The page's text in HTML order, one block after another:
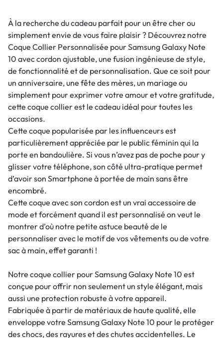
À la recherche du cadeau parfait pour un être cher ou
simplement envie de vous faire plaisir ? Découvrez notre
Coque Collier Personnalisée pour Samsung Galaxy Note
10 avec cordon ajustable, une fusion ingénieuse de style,
de fonctionnalité et de personnalisation. Que ce soit pour
un anniversaire, une fête des mères, un mariage ou
simplement pour exprimer votre amour et votre gratitude,
cette coque collier est le cadeau idéal pour toutes les
occasions.
Cette coque popularisée par les influenceurs est
particulièrement appréciée par le public féminin qui la
porte en bandoulière. Si vous n’avez pas de poche pour y
glisser votre téléphone, son côté ultra-pratique permet
d’avoir son Smartphone à portée de main sans être
encombré.
Cette coque avec son cordon est un vrai accessoire de
mode et forcément quand il est personnalisé on veut le
montrer d’où notre petite astuce beauté de le
personnaliser avec le motif de vos vêtements ou de votre
sac à main, effet garanti !
Notre coque collier pour Samsung Galaxy Note 10 est
conçue pour offrir non seulement un style élégant, mais
aussi une protection robuste à votre appareil.
Fabriquée à partir de matériaux de haute qualité, elle
enveloppe votre Samsung Galaxy Note 10 pour le protéger
des chocs, des rayures et des chutes accidentelles. Le